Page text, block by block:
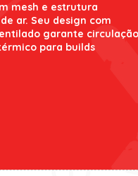
mesh e estrutura
ar. Seu design com
garante circulação
para builds